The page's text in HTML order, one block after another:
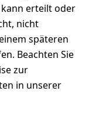
erteilt oder
nicht
späteren
Beachten Sie
zur
in unserer